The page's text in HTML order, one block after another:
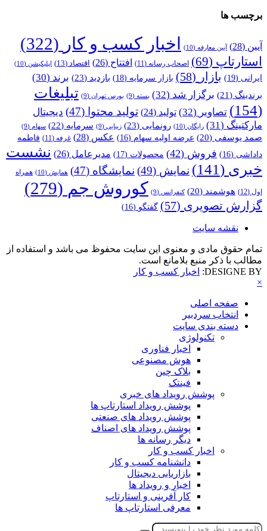
برچسب ها
آیین (28) آیین معارفه (10) اخبار کسب و کار (322)
استارتاپ (69) اصحاب رسانه (11) افتتاح (26) اقتصاد (13) اپلیکیشن (10)
ایرانی (19) بازار (58) بازار سرمایه (18) بازدید (23) برند (30)
برندینگ (21) برگزار شد (32) بسته (9) بورس تهران (9)
تبلیغات
(154)
تصاویر (32) تولید (24) تولید محتوا (47)
دیجیتال
مارکتینگ (31) رایگان (10) رونمایی (23) زیبایی (9) سرمایه (22) سهام (9)
صمد یوسفی (20) عرضه اولیه سهام (16) عکس (28) غرفه (11)
فاطمه
داداشی (16) فروش (42) محصولات (17) مدیرعامل (26)
نشست
خبری (141) نمایش (49) نمایشگاه (47) همایش (10) همراه
اول (12) هوشمند (20) کنفرانس (9) کوروش جم (279)
گزارش تصویری (57) گفتگو (16)
نقشه سایت
تمام حقوق مادی و معنوی این سایت محفوظ می باشد و استفاده از
مطالب با ذکر منبع بلامانع است.
DESIGNE BY:
اخبار کسب و کار
×
صفحه اصلی
انتخاب سردبیر
دسته بندی سایت
تکنولوژی
اخبار فناوری
هوش مصنوعی
بلاک چین
فینتک
پوشش رویداد های خبری
پوشش رویداد استارتاپ ها
پوشش رویداد های صنعتی
پوشش رویداد های اصناف
دیگر رسانه ها
اخبار کسب و کار
دانشنامه کسب و کار
بازاریابی دیجیتال
اخبار و رویداد ها
کار آفرینی و استارتاپ
معرفی استارتاپ ها